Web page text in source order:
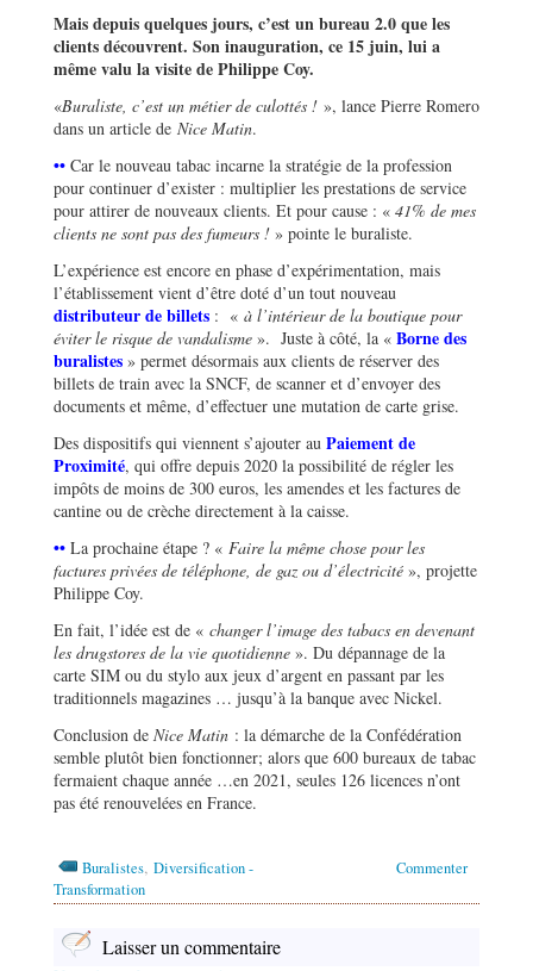
Mais depuis quelques jours, c’est un bureau 2.0 que les
clients découvrent. Son inauguration, ce 15 juin, lui a
même valu la visite de Philippe Coy.
«Buraliste, c’est un métier de culottés ! », lance Pierre Romero
dans un article de Nice Matin.
•• Car le nouveau tabac incarne la stratégie de la profession
pour continuer d’exister : multiplier les prestations de service
pour attirer de nouveaux clients. Et pour cause : « 41% de mes
clients ne sont pas des fumeurs ! » pointe le buraliste.
L’expérience est encore en phase d’expérimentation, mais
l’établissement vient d’être doté d’un tout nouveau
distributeur de billets : « à l’intérieur de la boutique pour
éviter le risque de vandalisme ». Juste à côté, la « Borne des
buralistes » permet désormais aux clients de réserver des
billets de train avec la SNCF, de scanner et d’envoyer des
documents et même, d’effectuer une mutation de carte grise.
Des dispositifs qui viennent s’ajouter au Paiement de
Proximité, qui offre depuis 2020 la possibilité de régler les
impôts de moins de 300 euros, les amendes et les factures de
cantine ou de crèche directement à la caisse.
•• La prochaine étape ? « Faire la même chose pour les
factures privées de téléphone, de gaz ou d’électricité », projette
Philippe Coy.
En fait, l’idée est de « changer l’image des tabacs en devenant
les drugstores de la vie quotidienne ». Du dépannage de la
carte SIM ou du stylo aux jeux d’argent en passant par les
traditionnels magazines … jusqu’à la banque avec Nickel.
Conclusion de Nice Matin : la démarche de la Confédération
semble plutôt bien fonctionner; alors que 600 bureaux de tabac
fermaient chaque année …en 2021, seules 126 licences n’ont
pas été renouvelées en France.
Commenter
Buralistes, Diversification -
Transformation
Laisser un commentaire